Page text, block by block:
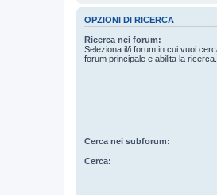
OPZIONI DI RICERCA
Ricerca nei forum:
Seleziona il/i forum in cui vuoi
forum principale e abilita la ricerca.
Cerca nei subforum:
Cerca: